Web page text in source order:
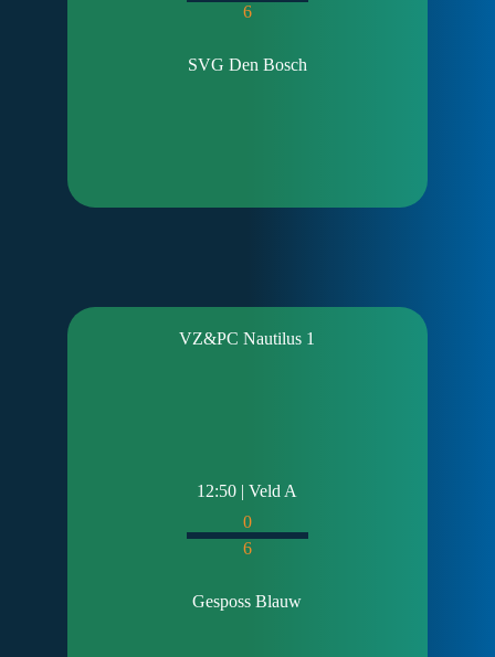
6
SVG Den Bosch
VZ&PC Nautilus 1
12:50 | Veld A
0
6
Gesposs Blauw